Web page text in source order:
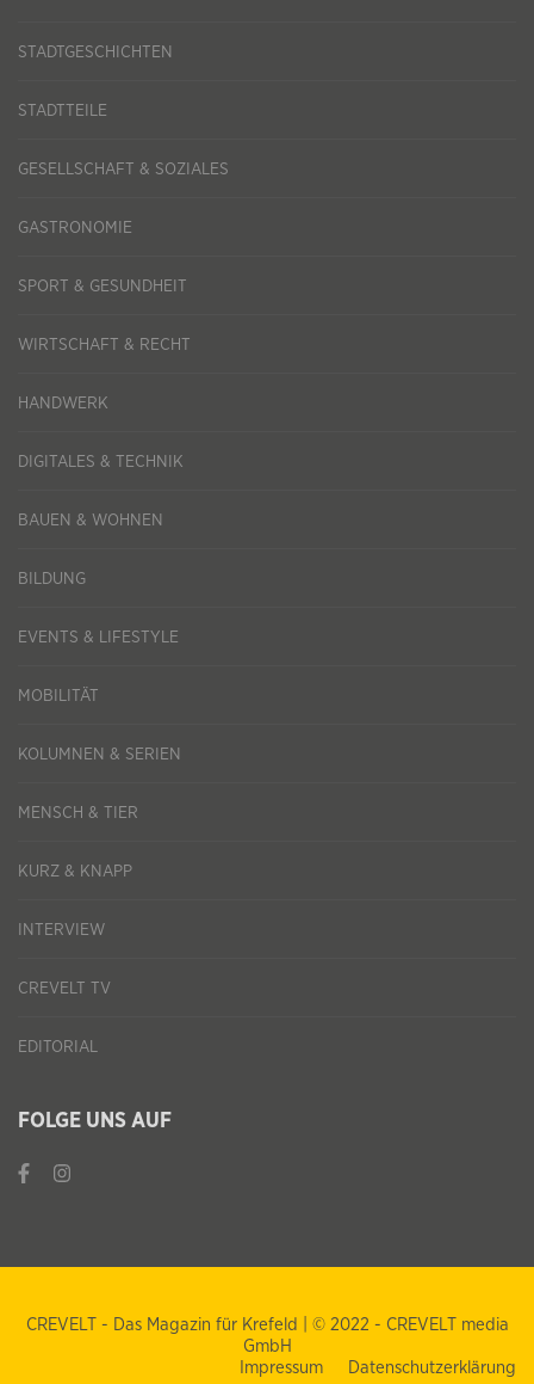
STADTGESCHICHTEN
STADTTEILE
GESELLSCHAFT & SOZIALES
GASTRONOMIE
SPORT & GESUNDHEIT
WIRTSCHAFT & RECHT
HANDWERK
DIGITALES & TECHNIK
BAUEN & WOHNEN
BILDUNG
EVENTS & LIFESTYLE
MOBILITÄT
KOLUMNEN & SERIEN
MENSCH & TIER
KURZ & KNAPP
INTERVIEW
CREVELT TV
EDITORIAL
FOLGE UNS AUF
CREVELT - Das Magazin für Krefeld | © 2022 - CREVELT media
GmbH
Impressum
Datenschutzerklärung